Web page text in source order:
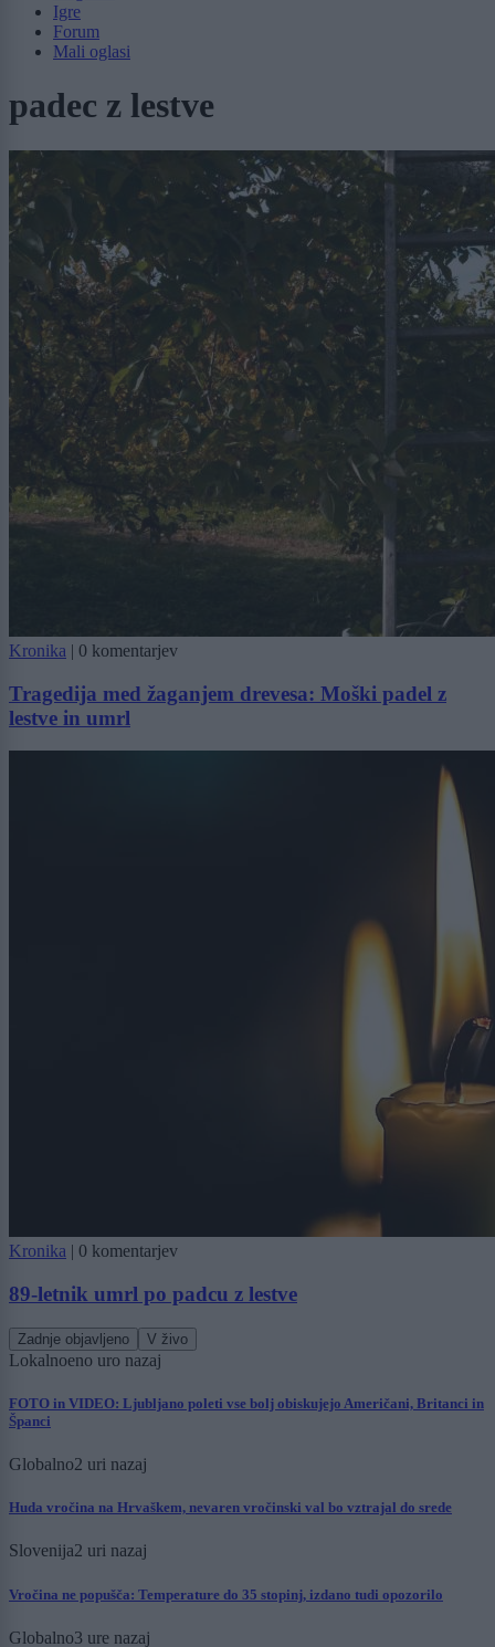
Igre
Forum
Mali oglasi
padec z lestve
Kronika | 0 komentarjev
Tragedija med žaganjem drevesa: Moški padel z
lestve in umrl
Kronika | 0 komentarjev
89-letnik umrl po padcu z lestve
Zadnje objavljeno V živo
Lokalnoeno uro nazaj
FOTO in VIDEO: Ljubljano poleti vse bolj obiskujejo Američani, Britanci in
Španci
Globalno2 uri nazaj
Huda vročina na Hrvaškem, nevaren vročinski val bo vztrajal do srede
Slovenija2 uri nazaj
Vročina ne popušča: Temperature do 35 stopinj, izdano tudi opozorilo
Globalno3 ure nazaj